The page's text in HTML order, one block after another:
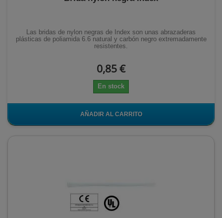
Las bridas de nylon negras de Index son unas abrazaderas
plásticas de poliamida 6.6 natural y carbón negro extremadamente
resistentes.
0,85 €
En stock
AÑADIR AL CARRITO